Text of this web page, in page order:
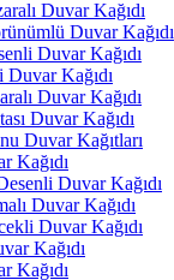
Duvar Kağıdı
Duvar Kağıdı
Duvar Kağıdı
Kağıdı
Duvar Kağıdı
Duvar Kağıdı
Duvar Kağıtları
Kağıdı
Duvar Kağıdı
Duvar Kağıdı
Duvar Kağıdı
Kağıdı
Kağıdı